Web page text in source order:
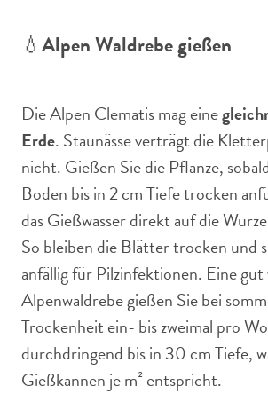
💧 Alpen Waldrebe gießen
Die Alpen Clematis mag eine
Erde. Staunässe verträgt die
nicht. Gießen Sie die Pflanze,
Boden bis in 2 cm Tiefe trocken
das Gießwasser direkt auf die
So bleiben die Blätter trocken und
anfällig für Pilzinfektionen. Eine
Alpenwaldrebe gießen Sie bei
Trockenheit ein- bis zweimal pro
durchdringend bis in 30 cm Tiefe,
Gießkannen je m² entspricht.